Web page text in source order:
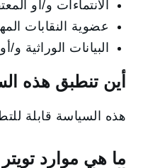
الانتماءات و/أو
عضوية النقابات
البيانات الوراثية و/
أين تنطبق هذه
هذه السياسة قابلة
ما هي موارد